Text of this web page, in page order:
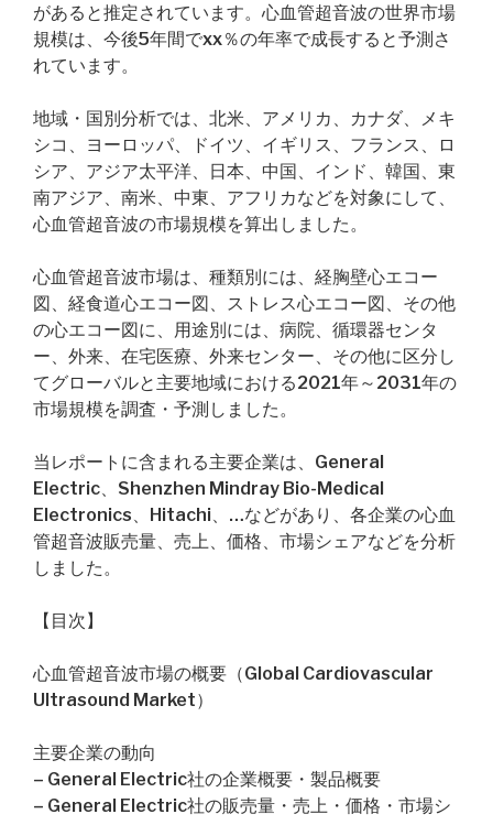
があると推定されています。心血管超音波の世界市場
規模は、今後5年間でxx％の年率で成長すると予測さ
れています。
地域・国別分析では、北米、アメリカ、カナダ、メキ
シコ、ヨーロッパ、ドイツ、イギリス、フランス、ロ
シア、アジア太平洋、日本、中国、インド、韓国、東
南アジア、南米、中東、アフリカなどを対象にして、
心血管超音波の市場規模を算出しました。
心血管超音波市場は、種類別には、経胸壁心エコー
図、経食道心エコー図、ストレス心エコー図、その他
の心エコー図に、用途別には、病院、循環器センタ
ー、外来、在宅医療、外来センター、その他に区分し
てグローバルと主要地域における2021年～2031年の
市場規模を調査・予測しました。
当レポートに含まれる主要企業は、General
Electric、Shenzhen Mindray Bio-Medical
Electronics、Hitachi、…などがあり、各企業の心血
管超音波販売量、売上、価格、市場シェアなどを分析
しました。
【目次】
心血管超音波市場の概要（Global Cardiovascular
Ultrasound Market）
主要企業の動向
– General Electric社の企業概要・製品概要
– General Electric社の販売量・売上・価格・市場シ